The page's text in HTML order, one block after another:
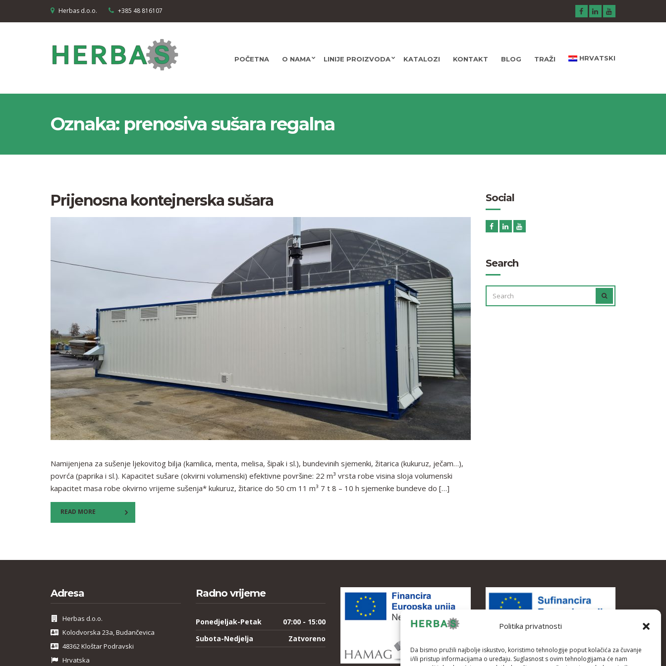
Politika privatnosti
Da bismo pružili najbolje iskustvo, koristimo tehnologije poput kolačića za čuvanje
i/ili pristup informacijama o uređaju. Suglasnost s ovim tehnologijama će nam
Herbas d.o.o. +385 48 816107
POČETNA O NAMA LINIJE PROIZVODA KATALOZI KONTAKT BLOG TRAŽI HRVATSKI
Oznaka: prenosiva sušara regalna
Prijenosna kontejnerska sušara
Namijenjena za sušenje ljekovitog bilja (kamilica, menta, melisa, šipak i sl.), bundevinih sjemenki, žitarica (kukuruz, ječam…),
povrća (paprika i sl.). Kapacitet sušare (okvirni volumenski) efektivne površine: 22 m³ vrsta robe visina sloja volumenski
kapacitet masa robe okvirno vrijeme sušenja* kukuruz, žitarice do 50 cm 11 m³ 7 t 8 – 10 h sjemenke bundeve do […]
READ MORE
Social
Search
SEARCH
FOR:
Adresa
Herbas d.o.o.
Kolodvorska 23a, Budančevica
48362 Kloštar Podravski
Hrvatska
Radno vrijeme
Ponedjeljak-Petak
07:00 - 15:00
Subota-Nedjelja
Zatvoreno